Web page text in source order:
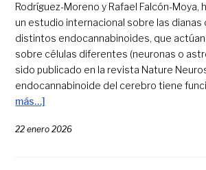
Rodríguez-Moreno y Rafael Falcón-Moya,
un estudio internacional sobre las dianas
distintos endocannabinoides, que
sobre células diferentes (neuronas o
sido publicado en la revista Nature
endocannabinoide del cerebro tiene
más…]
22 enero 2026